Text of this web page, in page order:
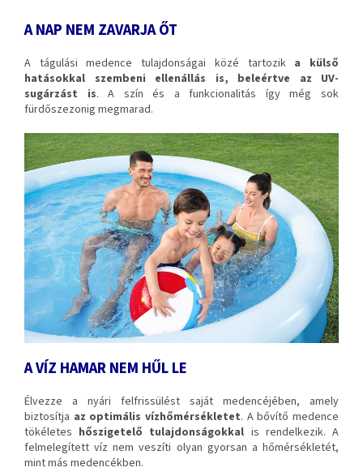
A NAP NEM ZAVARJA ŐT
A tágulási medence tulajdonságai közé tartozik a külső
hatásokkal szembeni ellenállás is, beleértve az UV-
sugárzást is. A szín és a funkcionalitás így még sok
fürdőszezonig megmarad.
A VÍZ HAMAR NEM HŰL LE
Élvezze a nyári felfrissülést saját medencéjében, amely
biztosítja az optimális vízhőmérsékletet. A bővítő medence
tökéletes hőszigetelő tulajdonságokkal is rendelkezik. A
felmelegített víz nem veszíti olyan gyorsan a hőmérsékletét,
mint más medencékben.